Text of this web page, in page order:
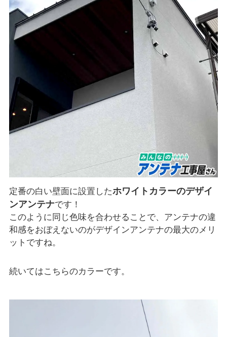
定番の白い壁面に設置したホワイトカラーのデザイ
ンアンテナです！
このように同じ色味を合わせることで、アンテナの違
和感をおぼえないのがデザインアンテナの最大のメリ
ットですね。
続いてはこちらのカラーです。